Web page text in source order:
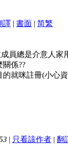
譯 | 書面 | 简繁
員總是介意人家
係??
就咪註冊(小心
| 只看該作者 | 翻